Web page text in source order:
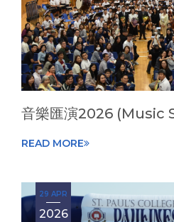
音樂匯演2026 (Music
READ MORE
29 APR
2026